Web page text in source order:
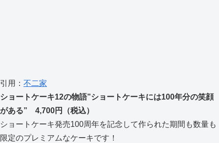
引用： 不二家
ショートケーキ12の物語”ショートケーキには100年分の笑顔
がある” 4,700円（税込）
ショートケーキ発売100周年を記念して作られた期間も数量も
限定のプレミアムなケーキです！